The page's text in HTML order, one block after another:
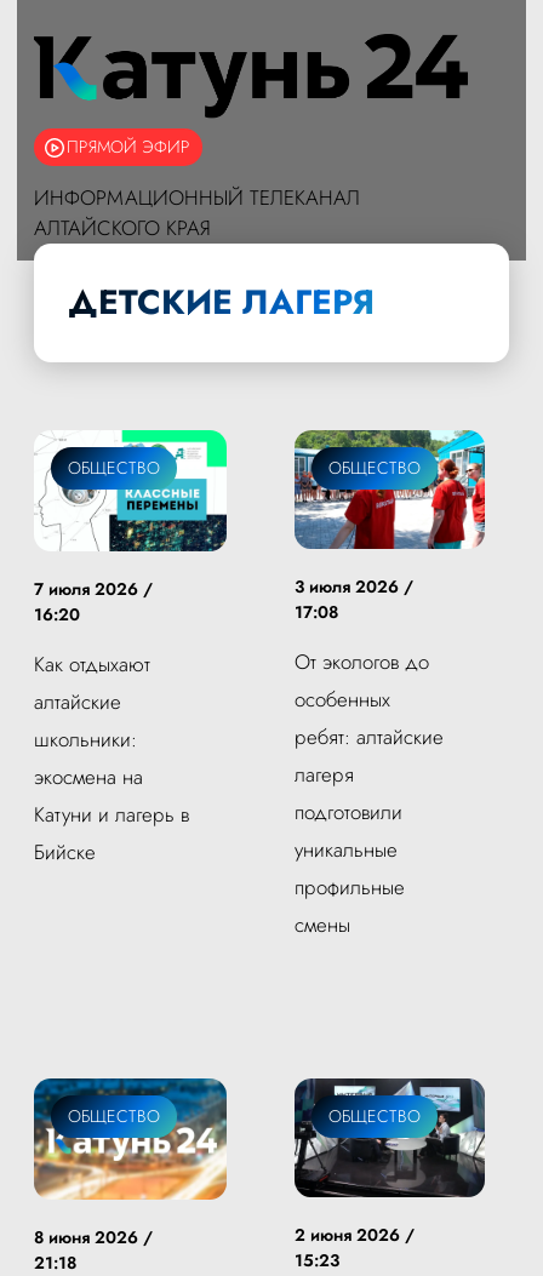
ПРЯМОЙ ЭФИР
ИНФОРМАЦИОННЫЙ ТЕЛЕКАНАЛ
АЛТАЙСКОГО КРАЯ
ДЕТСКИЕ ЛАГЕРЯ
ОБЩЕСТВО
7 июля 2026 /
16:20
Как отдыхают
алтайские
школьники:
экосмена на
Катуни и лагерь в
Бийске
ОБЩЕСТВО
3 июля 2026 /
17:08
От экологов до
особенных
ребят: алтайские
лагеря
подготовили
уникальные
профильные
смены
ОБЩЕСТВО
8 июня 2026 /
21:18
ОБЩЕСТВО
2 июня 2026 /
15:23